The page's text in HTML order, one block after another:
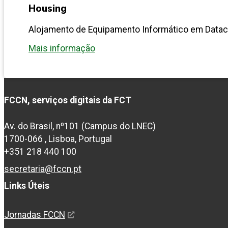
Housing
Alojamento de Equipamento Informático em
Mais informação
FCCN, serviços digitais da FCT
Av. do Brasil, nº101 (Campus do LNEC)
1700-066 , Lisboa, Portugal
+351 218 440 100
secretaria@fccn.pt
Links Úteis
Jornadas FCCN